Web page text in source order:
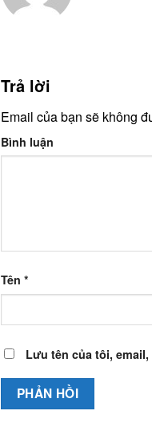
Trả lời
Email của bạn sẽ không
Bình luận
Tên *
Lưu tên của tôi,